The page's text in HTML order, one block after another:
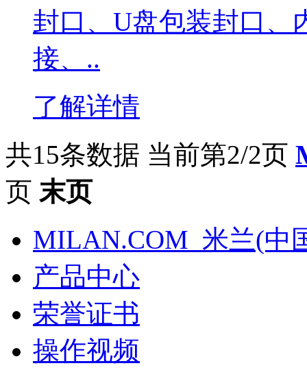
封口、U盘包装封口、
接、..
了解详情
共15条数据 当前第2/2页
页 末页
MILAN.COM_米兰(中
产品中心
荣誉证书
操作视频